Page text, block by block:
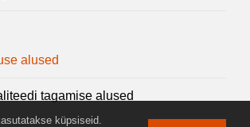
alused
tagamise alused
küpsiseid.